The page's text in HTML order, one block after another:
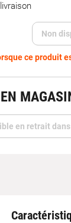
Non
ce produit
en retrait